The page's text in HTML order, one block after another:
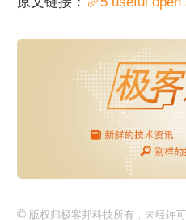
© 版权归极客邦科技所有，未经许